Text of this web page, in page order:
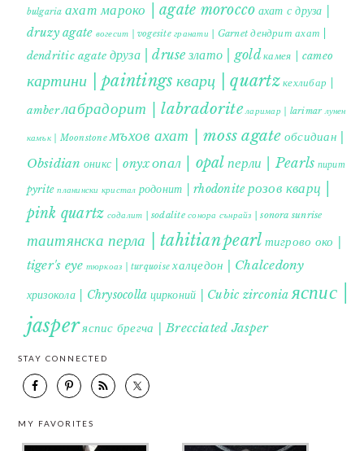
bulgaria ахат мароко | agate morocco ахат с друза |
druzy agate вогесит | vogesite гранати | Garnet дендрит ахат |
dendritic agate друза | druse злато | gold камея | cameo
картини | paintings кварц | quartzкехлибар |
amberлабрадорит | labradorite ларимар | larimar лунен
камък | Moonstone мъхов ахат | moss agate обсидиан |
Obsidian оникс | onyxопал | opal перли | Pearls пирит |
pyrite планински кристал родонит | rhodonite розов кварц |
pink quartz содалит | sodalite сонора сънрайз | sonora sunrise
таитянска перла | tahitian pearl тигрово око |
tiger's eye тюркоаз | turquoise халцедон | Chalcedony
хризокола | Chrysocolla цирконий | Cubic zirconia яспис |
jasperяспис брегча | Brecciated Jasper
STAY CONNECTED
MY FAVORITES